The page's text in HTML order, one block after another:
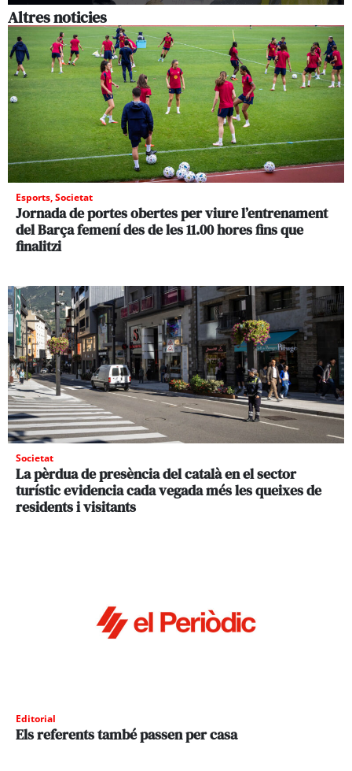
Altres noticies
Esports,Societat
Jornada de portes obertes per viure l’entrenament
del Barça femení des de les 11.00 hores fins que
finalitzi
Societat
La pèrdua de presència del català en el sector
turístic evidencia cada vegada més les queixes de
residents i visitants
Editorial
Els referents també passen per casa